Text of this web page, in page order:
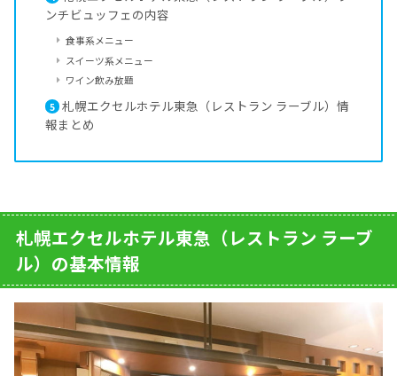
ンチビュッフェの内容
食事系メニュー
スイーツ系メニュー
ワイン飲み放題
5 札幌エクセルホテル東急（レストラン ラーブル）情
報まとめ
札幌エクセルホテル東急（レストラン ラーブ
ル）の基本情報